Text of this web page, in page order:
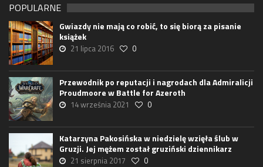
POPULARNE
Gwiazdy nie mają co robić, to się biorą za pisanie
książek
21 lipca 2016 0
Przewodnik po reputacji i nagrodach dla Admiralicji
Proudmoore w Battle for Azeroth
14 września 2021 0
Katarzyna Pakosińska w niedzielę wzięła ślub w
Gruzji. Jej mężem został gruziński dziennikarz
21 sierpnia 2017 0